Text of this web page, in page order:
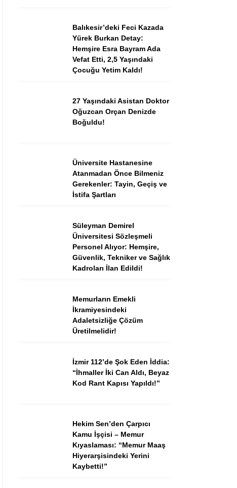
Balıkesir’deki Feci Kazada
Yürek Burkan Detay:
Hemşire Esra Bayram Ada
Vefat Etti, 2,5 Yaşındaki
Çocuğu Yetim Kaldı!
27 Yaşındaki Asistan Doktor
Oğuzcan Orçan Denizde
Boğuldu!
Üniversite Hastanesine
Atanmadan Önce Bilmeniz
Gerekenler: Tayin, Geçiş ve
İstifa Şartları
Süleyman Demirel
Üniversitesi Sözleşmeli
Personel Alıyor: Hemşire,
Güvenlik, Tekniker ve Sağlık
Kadroları İlan Edildi!
Memurların Emekli
İkramiyesindeki
Adaletsizliğe Çözüm
Üretilmelidir!
İzmir 112’de Şok Eden İddia:
“İhmaller İki Can Aldı, Beyaz
Kod Rant Kapısı Yapıldı!”
Hekim Sen’den Çarpıcı
Kamu İşçisi – Memur
Kıyaslaması: “Memur Maaş
Hiyerarşisindeki Yerini
Kaybetti!”